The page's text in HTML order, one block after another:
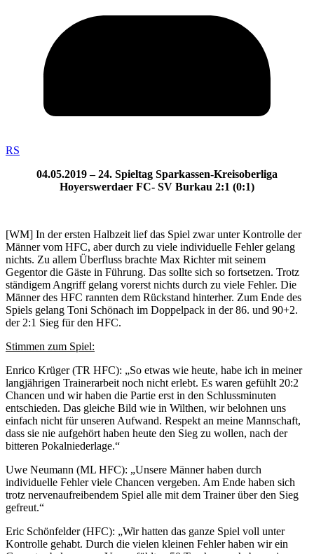
RS
04.05.2019 – 24. Spieltag Sparkassen-Kreisoberliga
Hoyerswerdaer FC- SV Burkau 2:1 (0:1)
[WM] In der ersten Halbzeit lief das Spiel zwar unter Kontrolle der
Männer vom HFC, aber durch zu viele individuelle Fehler gelang
nichts. Zu allem Überfluss brachte Max Richter mit seinem
Gegentor die Gäste in Führung. Das sollte sich so fortsetzen. Trotz
ständigem Angriff gelang vorerst nichts durch zu viele Fehler. Die
Männer des HFC rannten dem Rückstand hinterher. Zum Ende des
Spiels gelang Toni Schönach im Doppelpack in der 86. und 90+2.
der 2:1 Sieg für den HFC.
Stimmen zum Spiel:
Enrico Krüger (TR HFC): „So etwas wie heute, habe ich in meiner
langjährigen Trainerarbeit noch nicht erlebt. Es waren gefühlt 20:2
Chancen und wir haben die Partie erst in den Schlussminuten
entschieden. Das gleiche Bild wie in Wilthen, wir belohnen uns
einfach nicht für unseren Aufwand. Respekt an meine Mannschaft,
dass sie nie aufgehört haben heute den Sieg zu wollen, nach der
bitteren Pokalniederlage.“
Uwe Neumann (ML HFC): „Unsere Männer haben durch
individuelle Fehler viele Chancen vergeben. Am Ende haben sich
trotz nervenaufreibendem Spiel alle mit dem Trainer über den Sieg
gefreut.“
Eric Schönfelder (HFC): „Wir hatten das ganze Spiel voll unter
Kontrolle gehabt. Durch die vielen kleinen Fehler haben wir ein